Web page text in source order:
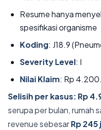
Resume hanya
spesifikasi organisme
Koding: J18.9
Severity Level: I
Nilai Klaim: Rp
Selisih per kasus: Rp
serupa per bulan, rumah
revenue sebesarRp